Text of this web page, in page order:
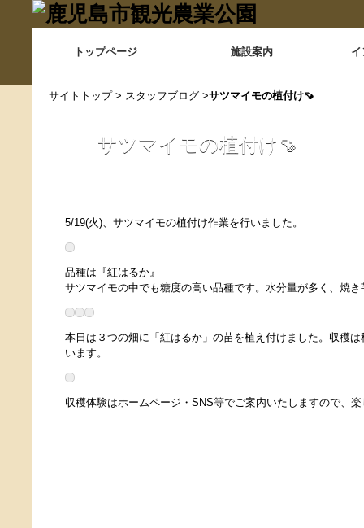
トップページ 施設案内
サイトトップ> スタッフブログ >サツマイモの植付け🍠
サツマイモの植付け🍠
5/19(火)、サツマイモの植付け作業を行いました。
品種は『紅はるか』
サツマイモの中でも糖度の高い品種です。水分量が多く、焼
本日は３つの畑に「紅はるか」の苗を植え付けました。収穫
います。
収穫体験はホームページ・SNS等でご案内いたしますので、